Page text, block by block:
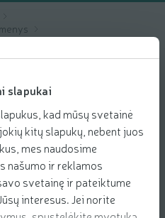
slapukai
kad mūsų svetainė
kitų slapukų, nebent juos
mes naudosime
našumo ir reklamos
svetainę ir pateiktume
interesus. Jei norite
filtrai